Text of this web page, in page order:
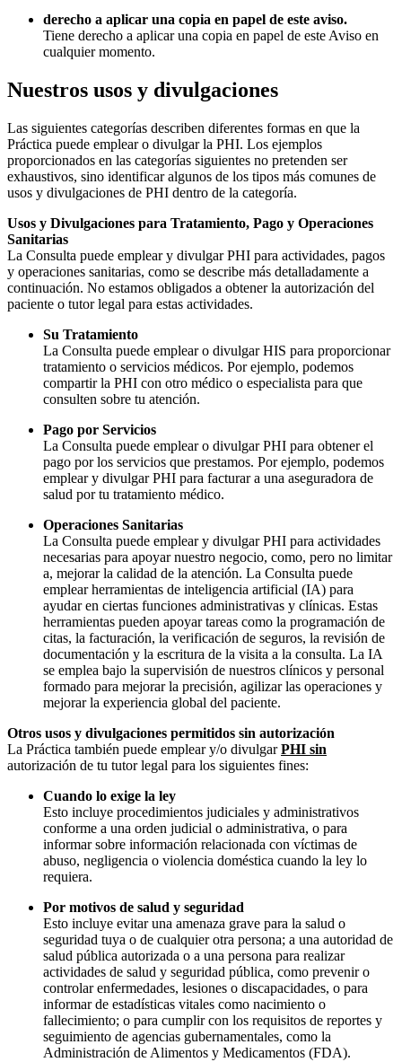
derecho a aplicar una copia en papel de este aviso.
Tiene derecho a aplicar una copia en papel de este Aviso en
cualquier momento.
Nuestros usos y divulgaciones
Las siguientes categorías describen diferentes formas en que la
Práctica puede emplear o divulgar la PHI. Los ejemplos
proporcionados en las categorías siguientes no pretenden ser
exhaustivos, sino identificar algunos de los tipos más comunes de
usos y divulgaciones de PHI dentro de la categoría.
Usos y Divulgaciones para Tratamiento, Pago y Operaciones
Sanitarias
La Consulta puede emplear y divulgar PHI para actividades, pagos
y operaciones sanitarias, como se describe más detalladamente a
continuación. No estamos obligados a obtener la autorización del
paciente o tutor legal para estas actividades.
Su Tratamiento
La Consulta puede emplear o divulgar HIS para proporcionar
tratamiento o servicios médicos. Por ejemplo, podemos
compartir la PHI con otro médico o especialista para que
consulten sobre tu atención.
Pago por Servicios
La Consulta puede emplear o divulgar PHI para obtener el
pago por los servicios que prestamos. Por ejemplo, podemos
emplear y divulgar PHI para facturar a una aseguradora de
salud por tu tratamiento médico.
Operaciones Sanitarias
La Consulta puede emplear y divulgar PHI para actividades
necesarias para apoyar nuestro negocio, como, pero no limitar
a, mejorar la calidad de la atención. La Consulta puede
emplear herramientas de inteligencia artificial (IA) para
ayudar en ciertas funciones administrativas y clínicas. Estas
herramientas pueden apoyar tareas como la programación de
citas, la facturación, la verificación de seguros, la revisión de
documentación y la escritura de la visita a la consulta. La IA
se emplea bajo la supervisión de nuestros clínicos y personal
formado para mejorar la precisión, agilizar las operaciones y
mejorar la experiencia global del paciente.
Otros usos y divulgaciones permitidos sin autorización
La Práctica también puede emplear y/o divulgarPHI sin
autorización de tu tutor legal para los siguientes fines:
Cuando lo exige la ley
Esto incluye procedimientos judiciales y administrativos
conforme a una orden judicial o administrativa, o para
informar sobre información relacionada con víctimas de
abuso, negligencia o violencia doméstica cuando la ley lo
requiera.
Por motivos de salud y seguridad
Esto incluye evitar una amenaza grave para la salud o
seguridad tuya o de cualquier otra persona; a una autoridad de
salud pública autorizada o a una persona para realizar
actividades de salud y seguridad pública, como prevenir o
controlar enfermedades, lesiones o discapacidades, o para
informar de estadísticas vitales como nacimiento o
fallecimiento; o para cumplir con los requisitos de reportes y
seguimiento de agencias gubernamentales, como la
Administración de Alimentos y Medicamentos (FDA).